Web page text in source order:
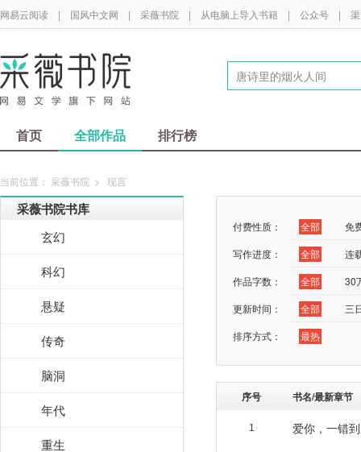
网易云阅读 | 国风中文网 | 采薇书院 | 从电脑上导入书籍 | 公众号 |
首页 全部作品 排行榜
当前位置： 采薇书院 > 现言
采薇书院书库
玄幻
科幻
悬疑
传奇
脑洞
年代
重生
付费性质： 全部
免
写作进度：
全部
连
作品字数：
全部
30
更新时间：
全部
三
排序方式：
最热
序号 书名/最新章节
1 爱你，一错